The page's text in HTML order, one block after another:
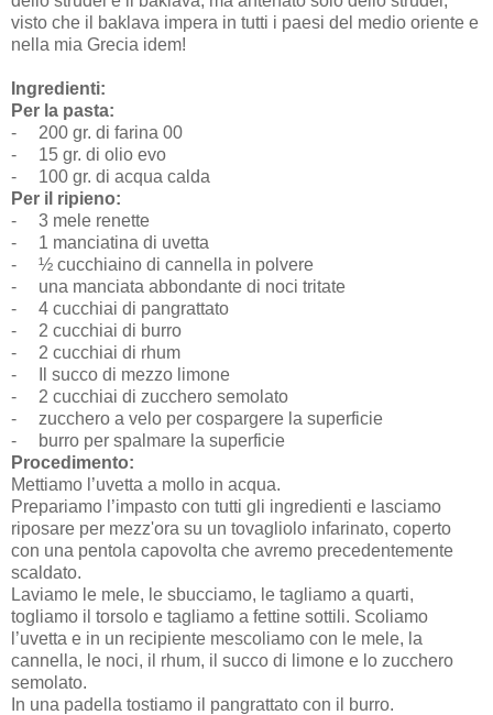
visto che il baklava impera in tutti i paesi del medio oriente e
nella mia Grecia idem!
Ingredienti:
Per la pasta:
-
200 gr. di farina 00
-
15 gr. di olio evo
-
100 gr. di acqua calda
Per il ripieno:
-
3 mele renette
-
1 manciatina di uvetta
-
½ cucchiaino di cannella in polvere
-
una manciata abbondante di noci tritate
-
4 cucchiai di pangrattato
-
2 cucchiai di burro
-
2 cucchiai di rhum
-
Il succo di mezzo limone
-
2 cucchiai di zucchero semolato
-
zucchero a velo per cospargere la superficie
-
burro per spalmare la superficie
Procedimento:
Mettiamo l’uvetta a mollo in acqua.
Prepariamo l’impasto con tutti gli ingredienti e lasciamo
riposare per mezz'ora su un tovagliolo infarinato, coperto
con una pentola capovolta che avremo precedentemente
scaldato.
Laviamo le mele, le sbucciamo, le tagliamo a quarti,
togliamo il torsolo e tagliamo a fettine sottili. Scoliamo
l’uvetta e in un recipiente mescoliamo con le mele, la
cannella, le noci, il rhum, il succo di limone e lo zucchero
semolato.
In una padella tostiamo il pangrattato con il burro.